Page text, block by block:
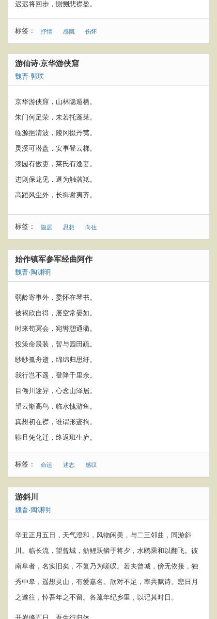
迟迟将回步，恻恻悲襟盈。
标签： 抒情 感慨 伤怀
游仙诗·京华游侠窟
魏晋·郭璞
京华游侠窟，山林隐遁栖。
朱门何足荣，未若托蓬莱。
临源挹清波，陵冈掇丹荑。
灵溪可潜盘，安事登云梯。
漆园有傲吏，莱氏有逸妻。
进则保龙见，退为触藩羝。
高蹈风尘外，长揖谢夷齐。
标签： 隐居 思想 向往
始作镇军参军经曲阿作
魏晋·陶渊明
弱龄寄事外，委怀在琴书。
被褐欣自得，屡空常晏如。
时来苟冥会，宛辔憩通衢。
投策命晨装，暂与园田疏。
眇眇孤舟逝，绵绵归思纡。
我行岂不遥，登降千里余。
目倦川途异，心念山泽居。
望云惭高鸟，临水愧游鱼。
真想初在襟，谁谓形迹拘。
聊且凭化迁，终返班生庐。
标签： 命运 述志 感叹
游斜川
魏晋·陶渊明
辛丑正月五日，天气澄和，风物闲美，与二三邻曲，同游斜
川。临长流，望曾城，鲂鲤跃鳞于将夕，水鸥乘和以翻飞。彼
南阜者，名实旧矣，不复乃为嗟叹。若夫曾城，傍无依接，独
秀中皋，遥想灵山，有爱嘉名。欣对不足，率共赋诗。悲日月
之遂往，悼吾年之不留。各疏年纪乡里，以记其时日。
开岁倏五日，吾生行归休。